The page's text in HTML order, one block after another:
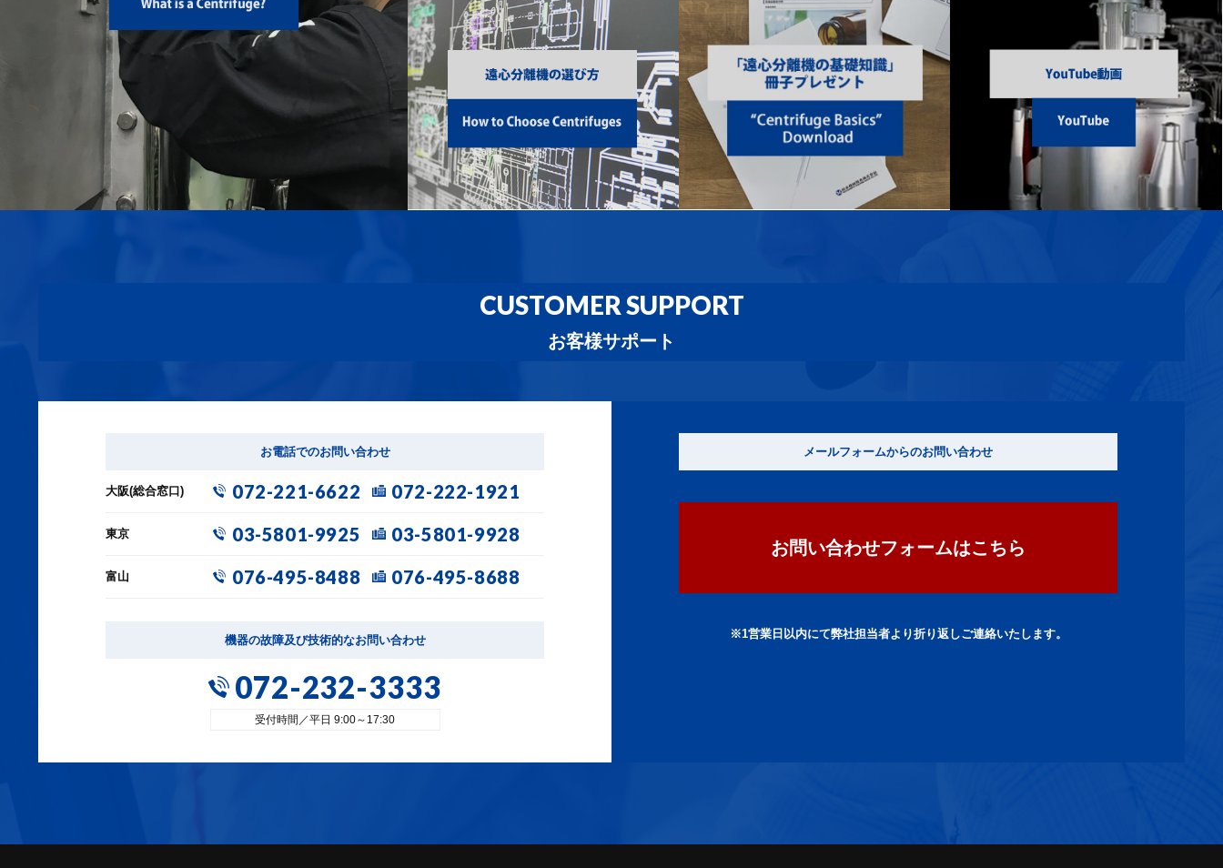
CUSTOMER SUPPORT
お客様サポート
お電話でのお問い合わせ
大阪(総合窓口) 072-221-6622 072-222-1921
東京 03-5801-9925 03-5801-9928
富山 076-495-8488 076-495-8688
機器の故障及び技術的なお問い合わせ
072-232-3333
受付時間／平日 9:00～17:30
メールフォームからのお問い合わせ
お問い合わせフォームはこちら
※1営業日以内にて弊社担当者より折り返しご連絡いたします。